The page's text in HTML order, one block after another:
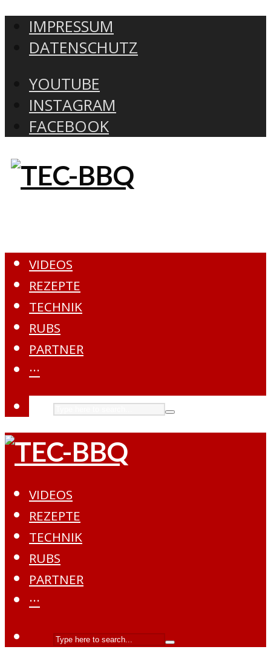
IMPRESSUM
DATENSCHUTZ
YOUTUBE
INSTAGRAM
FACEBOOK
VIDEOS
REZEPTE
TECHNIK
RUBS
PARTNER
···
VIDEOS
REZEPTE
TECHNIK
RUBS
PARTNER
···